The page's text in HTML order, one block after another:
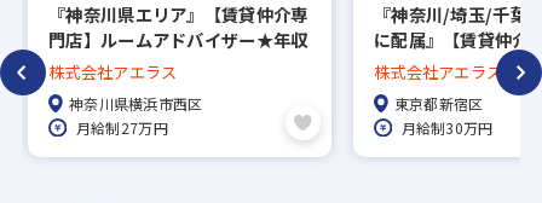
✅【入社時期】も柔軟に対応！
即日入社はもちろん、来月以降の入社も可能
です。
「現職が落ち着いてから」「年明けから」な
『神奈川県エリア』【賃貸仲介専
門店】ルームアドバイザー★年収
1000万円以上可能！賞与年2回＋
毎月インセンティブ＋手当充実★
残業月20h以下★5連休以上OK
株式会社アエラス
神奈川県横浜市西区
月給制27万円
『神奈川/埼玉/千葉
に配属』【賃貸仲介
ムアドバイザー（宅
持ちの方）★年収
可能！月給30万円以
回＋毎月インセンテ
株式会社アエラス
東京都新宿区
月給制30万円